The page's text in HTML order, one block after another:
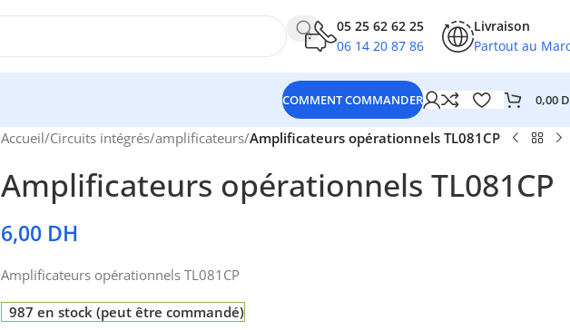
05 25 62 62 25
06 14 20 87 86
Livraison
Partout au
COMMENT COMMANDER 0,00
Accueil/Circuits intégrés/amplificateurs/Amplificateurs opérationnels TL081CP
Amplificateurs opérationnels TL081CP
6,00 DH
Amplificateurs opérationnels TL081CP
987 en stock (peut être commandé)